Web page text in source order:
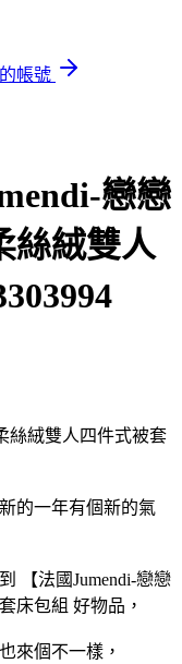
帳號
戀戀
絲絨雙人
絲絨雙人四件式被套
的一年有個新的氣
【法國Jumendi-戀戀
床包組 好物品，
來個不一樣，